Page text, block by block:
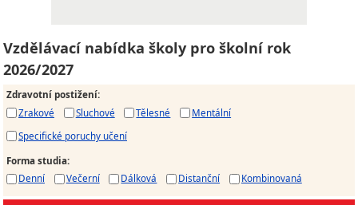
Vzdělávací nabídka školy pro školní rok
2026/2027
Zdravotní postižení:
Zrakové
Sluchové Tělesné
Mentální
Specifické poruchy učení
Forma studia:
Denní
Večerní Dálková Distanční Kombinovaná